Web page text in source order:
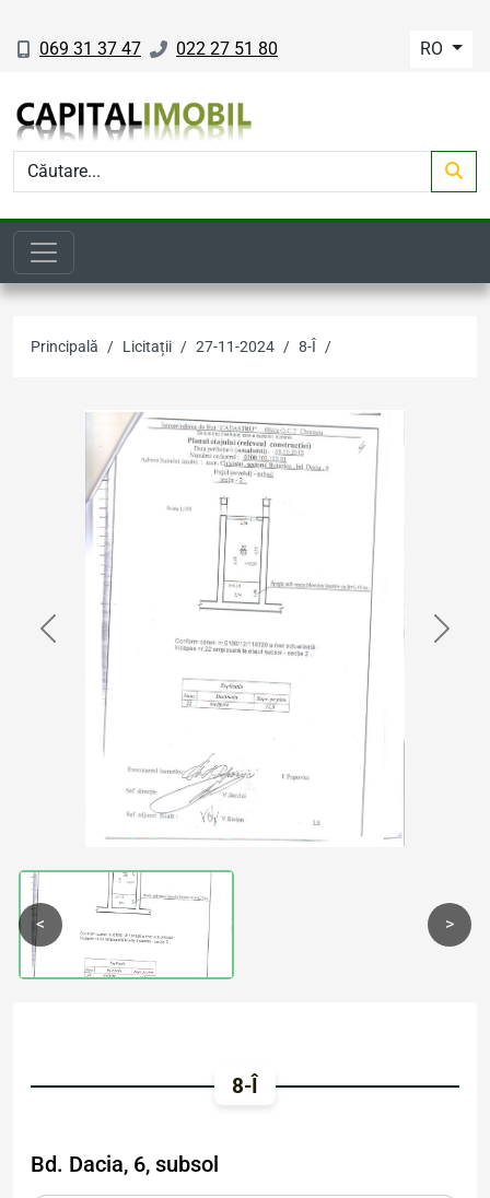
069 31 37 47 022 27 51 80 RO
Principală Licitații 27-11-2024 8-Î
Previous Next
< >
8-Î
Bd. Dacia, 6, subsol